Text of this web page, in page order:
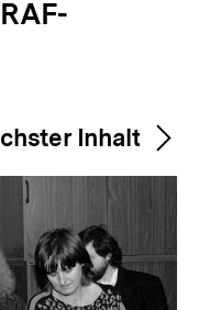
Inhalt